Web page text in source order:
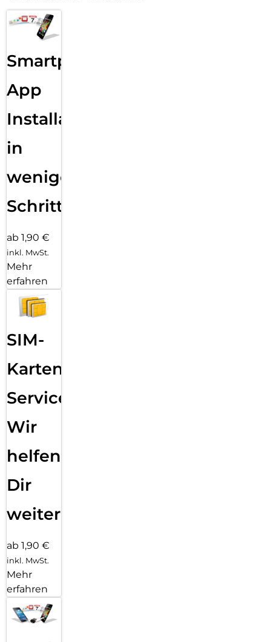
Smartphone
App
Installation
in
wenigen
Schritten
ab 1,90 €
inkl. MwSt.
Mehr
erfahren
SIM-
Karten
Service:
Wir
helfen
Dir
weiter
ab 1,90 €
inkl. MwSt.
Mehr
erfahren